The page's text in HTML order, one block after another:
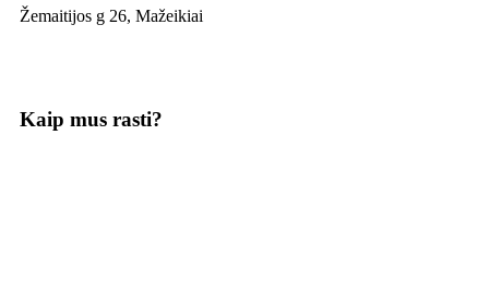
Žemaitijos g 26, Mažeikiai
Kaip mus rasti?